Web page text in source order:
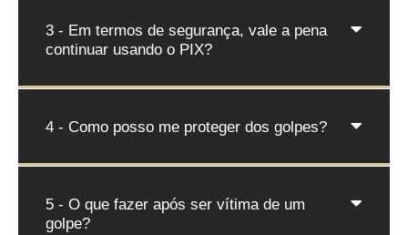
3 - Em termos de segurança, vale a pena
continuar usando o PIX?
4 - Como posso me proteger dos golpes?
5 - O que fazer após ser vítima de um
golpe?